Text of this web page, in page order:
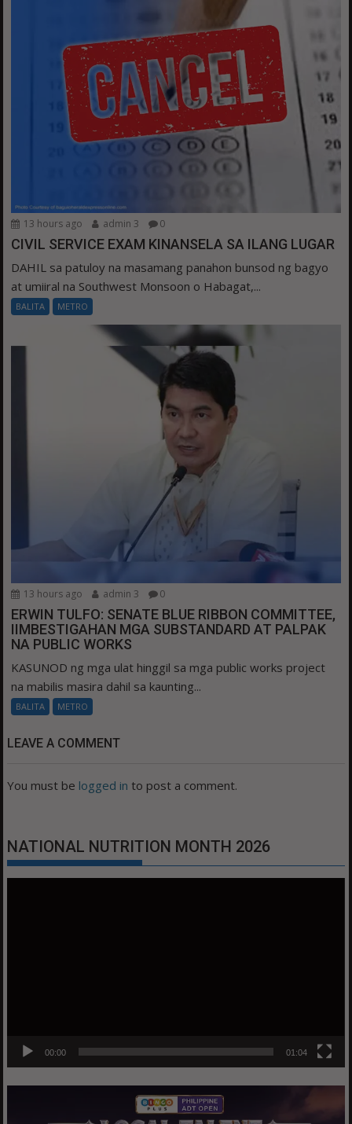
13 hours ago admin 3 0
CIVIL SERVICE EXAM KINANSELA SA ILANG LUGAR
DAHIL sa patuloy na masamang panahon bunsod ng bagyo
at umiiral na Southwest Monsoon o Habagat,...
BALITA METRO
13 hours ago admin 3 0
ERWIN TULFO: SENATE BLUE RIBBON COMMITTEE,
IIMBESTIGAHAN MGA SUBSTANDARD AT PALPAK
NA PUBLIC WORKS
KASUNOD ng mga ulat hinggil sa mga public works project
na mabilis masira dahil sa kaunting...
BALITA METRO
LEAVE A COMMENT
You must be logged in to post a comment.
NATIONAL NUTRITION MONTH 2026
00:00 01:04